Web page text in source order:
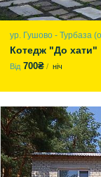
ур. Гушово - Турбаза
Котедж "До хати"
Від 700₴ ніч